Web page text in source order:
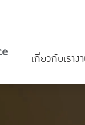
เกี่ยวกับเราง